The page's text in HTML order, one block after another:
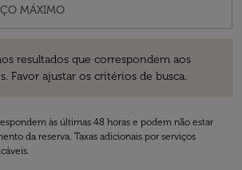
resultados que correspondem aos
Favor ajustar os critérios de busca.
às últimas 48 horas e podem não estar
da reserva. Taxas adicionais por serviços